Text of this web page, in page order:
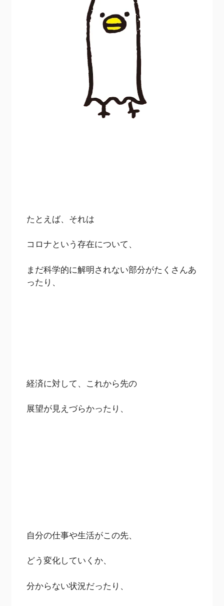
たとえば、それは
コロナという存在について、
まだ科学的に解明されない部分がたくさんあ
ったり、
経済に対して、これから先の
展望が見えづらかったり、
自分の仕事や生活がこの先、
どう変化していくか、
分からない状況だったり、